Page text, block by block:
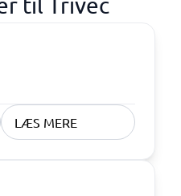
LÆS MERE